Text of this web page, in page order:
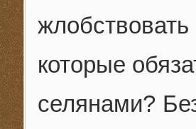
которые
селянами?